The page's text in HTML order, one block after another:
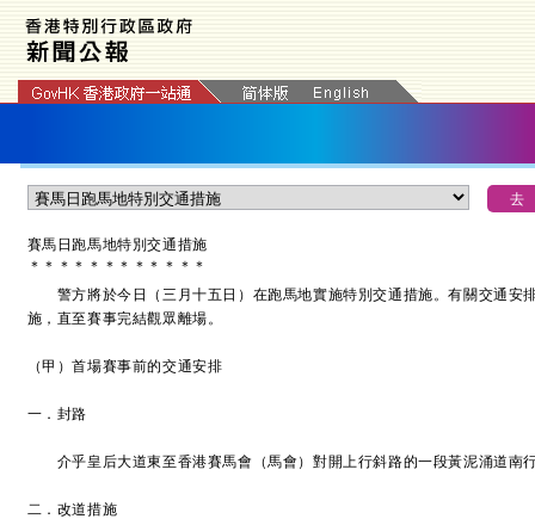
賽馬日跑馬地特別交通措施
＊ ＊ ＊ ＊ ＊ ＊ ＊ ＊ ＊ ＊ ＊ ＊
警方將於今日（三月十五日）在跑馬地實施特別交通措施。有關交通安
施，直至賽事完結觀眾離場。
（甲）首場賽事前的交通安排
一．封路
介乎皇后大道東至香港賽馬會（馬會）對開上行斜路的一段黃泥涌道南
二．改道措施